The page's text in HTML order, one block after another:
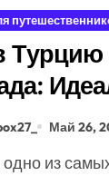
Турцию
дляМай 26,